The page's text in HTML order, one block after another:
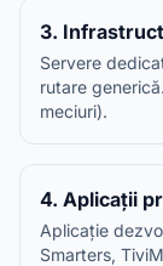
3.
Servere
rutare
meciuri).
4. Aplicații
Aplicație
Smarters,